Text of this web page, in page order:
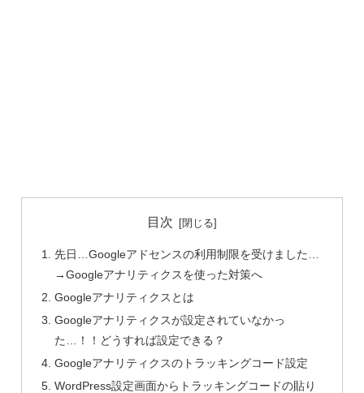
目次
先日…Googleアドセンスの利用制限を受けました…
→Googleアナリティクスを使った対策へ
Googleアナリティクスとは
Googleアナリティクスが設定されていなかっ
た…！！どうすれば設定できる？
Googleアナリティクスのトラッキングコード設定
WordPress設定画面からトラッキングコードの貼り